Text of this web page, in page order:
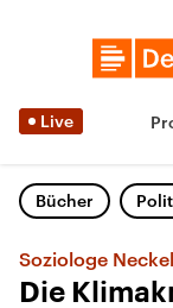
Live
Bücher
Soziologe Neckel
Die